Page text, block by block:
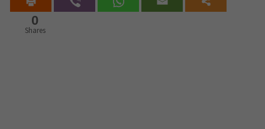
0
Shares